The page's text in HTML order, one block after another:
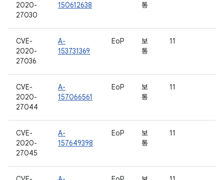
2020-
27030
150612638
통
CVE-
2020-
27036
A-
153731369
EoP
보
통
11
CVE-
2020-
27044
A-
157066561
EoP
보
통
11
CVE-
2020-
27045
A-
157649398
EoP
보
통
11